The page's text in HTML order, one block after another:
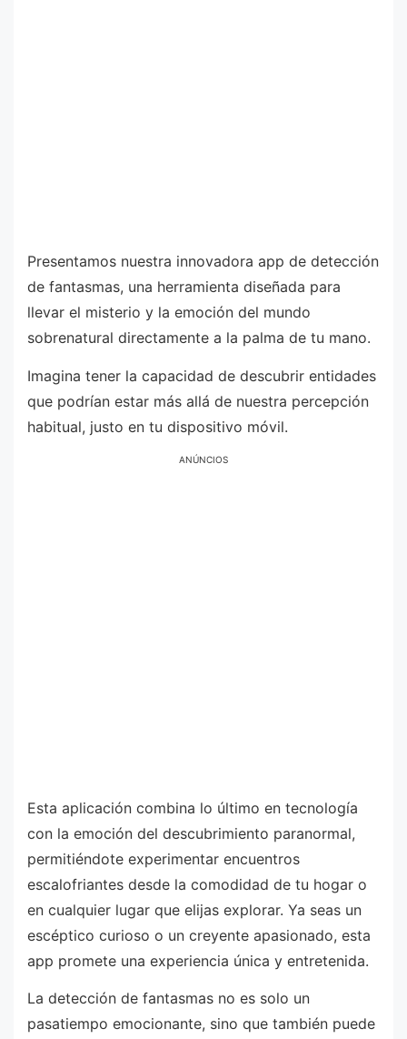
Presentamos nuestra innovadora app de detección
de fantasmas, una herramienta diseñada para
llevar el misterio y la emoción del mundo
sobrenatural directamente a la palma de tu mano.
Imagina tener la capacidad de descubrir entidades
que podrían estar más allá de nuestra percepción
habitual, justo en tu dispositivo móvil.
ANÚNCIOS
Esta aplicación combina lo último en tecnología
con la emoción del descubrimiento paranormal,
permitiéndote experimentar encuentros
escalofriantes desde la comodidad de tu hogar o
en cualquier lugar que elijas explorar. Ya seas un
escéptico curioso o un creyente apasionado, esta
app promete una experiencia única y entretenida.
La detección de fantasmas no es solo un
pasatiempo emocionante, sino que también puede